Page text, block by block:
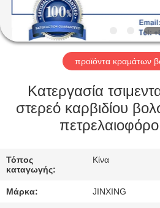
ΕΜΕΊΣ
ΓΎΡΟΣ
ΕΡΓΟΣΤΑΣΊΩΝ
ΜΑΣ
ΕΠΑΦΉ
ΜΕ
προϊόντα κραμάτων
Κατεργασία
στερεό καρβιδίου
Τόπος
καταγωγής:
Κίνα
Μάρκα: JINXING